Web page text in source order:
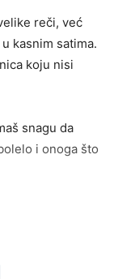
reči, već
kasnim satima.
koju nisi
snagu da
i onoga što
prema